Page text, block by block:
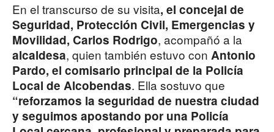
En el transcurso de su visita, el concejal de
Seguridad, Protección Civil, Emergencias y
Movilidad, Carlos Rodrigo, acompañó a la
alcaldesa, quien también estuvo con Antonio
Pardo, el comisario principal de la Policía
Local de Alcobendas. Ella sostuvo que
“reforzamos la seguridad de nuestra ciudad
y seguimos apostando por una Policía